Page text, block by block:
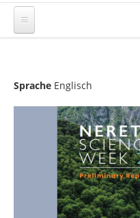
Sprache Englisch